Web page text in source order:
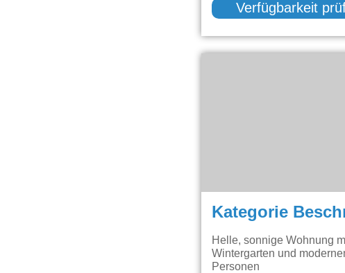
Verfügbarkeit
Kategorie
Helle, sonnige Wohnung
Wintergarten und
Personen